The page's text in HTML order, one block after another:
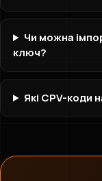
Чи можна
ключ?
Які CPV-коди